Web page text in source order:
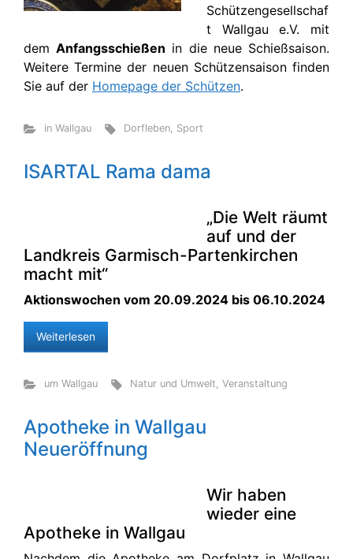
Schützengesellschaf
t Wallgau e.V. mit
demAnfangsschießen in die neue Schießsaison.
Weitere Termine der neuen Schützensaison finden
Sie auf der Homepage der Schützen.
in Wallgau Dorfleben, Sport
ISARTAL Rama dama
„Die Welt räumt
auf und der
Landkreis Garmisch-Partenkirchen
macht mit“
Aktionswochen vom 20.09.2024 bis 06.10.2024
Weiterlesen
um Wallgau Natur und Umwelt,Veranstaltung
Apotheke in Wallgau
Neueröffnung
Wir haben
wieder eine
Apotheke in Wallgau